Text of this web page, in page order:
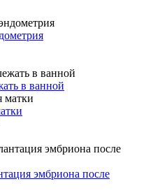
в ванной
эмбриона после